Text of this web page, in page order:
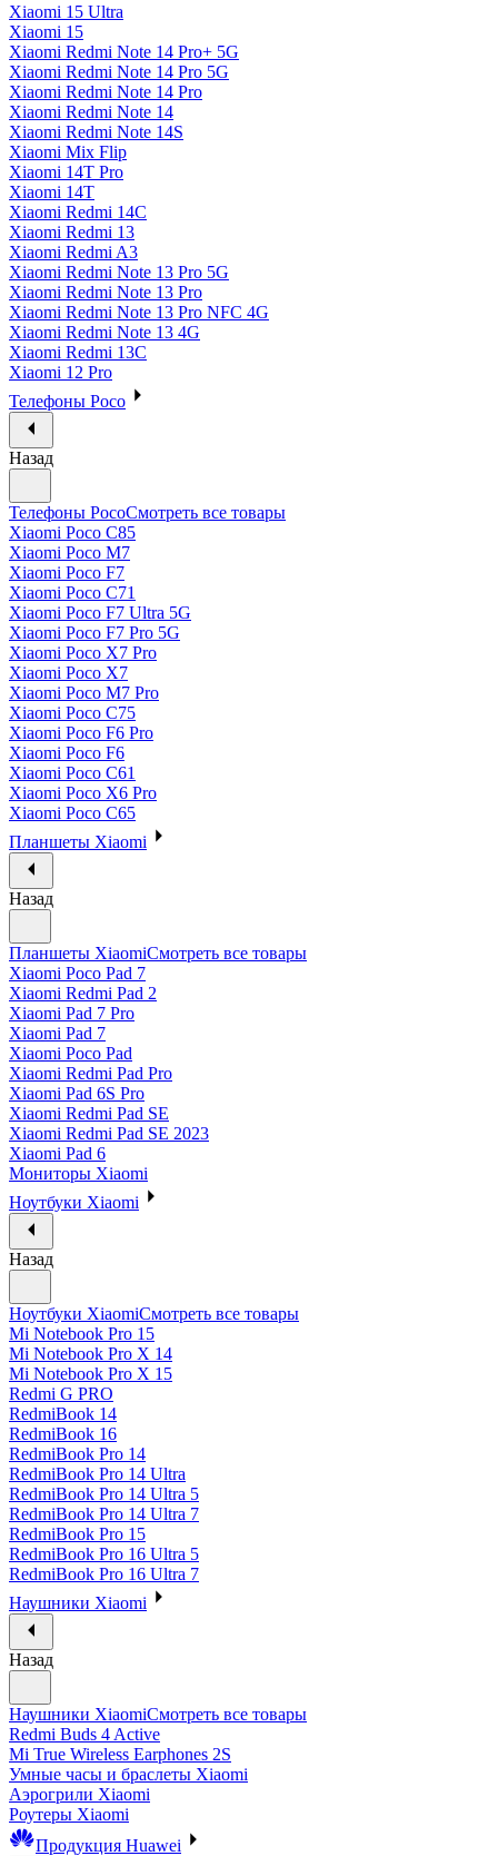
Xiaomi 15 Ultra
Xiaomi 15
Xiaomi Redmi Note 14 Pro+ 5G
Xiaomi Redmi Note 14 Pro 5G
Xiaomi Redmi Note 14 Pro
Xiaomi Redmi Note 14
Xiaomi Redmi Note 14S
Xiaomi Mix Flip
Xiaomi 14T Pro
Xiaomi 14T
Xiaomi Redmi 14C
Xiaomi Redmi 13
Xiaomi Redmi A3
Xiaomi Redmi Note 13 Pro 5G
Xiaomi Redmi Note 13 Pro
Xiaomi Redmi Note 13 Pro NFC 4G
Xiaomi Redmi Note 13 4G
Xiaomi Redmi 13C
Xiaomi 12 Pro
Телефоны Poco
Назад
Телефоны PocoСмотреть все товары
Xiaomi Poco C85
Xiaomi Poco M7
Xiaomi Poco F7
Xiaomi Poco C71
Xiaomi Poco F7 Ultra 5G
Xiaomi Poco F7 Pro 5G
Xiaomi Poco X7 Pro
Xiaomi Poco X7
Xiaomi Poco M7 Pro
Xiaomi Poco C75
Xiaomi Poco F6 Pro
Xiaomi Poco F6
Xiaomi Poco C61
Xiaomi Poco X6 Pro
Xiaomi Poco C65
Планшеты Xiaomi
Назад
Планшеты XiaomiСмотреть все товары
Xiaomi Poco Pad 7
Xiaomi Redmi Pad 2
Xiaomi Pad 7 Pro
Xiaomi Pad 7
Xiaomi Poco Pad
Xiaomi Redmi Pad Pro
Xiaomi Pad 6S Pro
Xiaomi Redmi Pad SE
Xiaomi Redmi Pad SE 2023
Xiaomi Pad 6
Мониторы Xiaomi
Ноутбуки Xiaomi
Назад
Ноутбуки XiaomiСмотреть все товары
Mi Notebook Pro 15
Mi Notebook Pro X 14
Mi Notebook Pro X 15
Redmi G PRO
RedmiBook 14
RedmiBook 16
RedmiBook Pro 14
RedmiBook Pro 14 Ultra
RedmiBook Pro 14 Ultra 5
RedmiBook Pro 14 Ultra 7
RedmiBook Pro 15
RedmiBook Pro 16 Ultra 5
RedmiBook Pro 16 Ultra 7
Наушники Xiaomi
Назад
Наушники XiaomiСмотреть все товары
Redmi Buds 4 Active
Mi True Wireless Earphones 2S
Умные часы и браслеты Xiaomi
Аэрогрили Xiaomi
Роутеры Xiaomi
Продукция Huawei